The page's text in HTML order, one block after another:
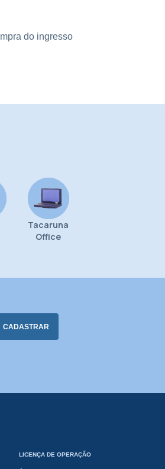
do ingresso
Tacaruna
Office
LICENÇA DE OPERAÇÃO